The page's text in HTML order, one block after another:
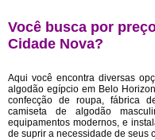
Você busca por
Cidade Nova?
Aqui você encontra diversas
algodão egípcio em Belo
confecção de roupa, fábrica
camiseta de algodão
equipamentos modernos, e
de suprir a necessidade de seus